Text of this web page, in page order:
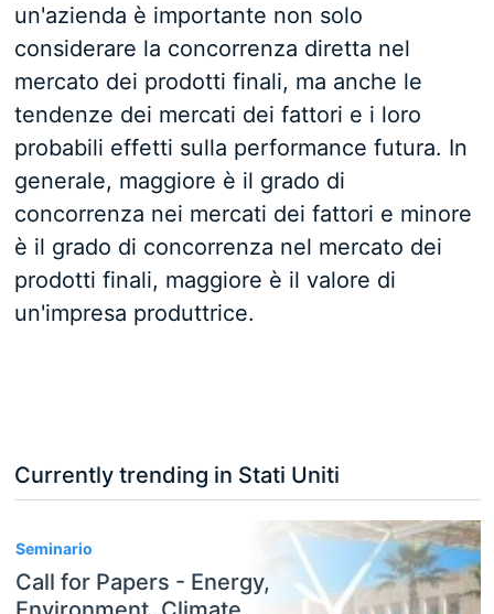
un'azienda è importante non solo
considerare la concorrenza diretta nel
mercato dei prodotti finali, ma anche le
tendenze dei mercati dei fattori e i loro
probabili effetti sulla performance futura. In
generale, maggiore è il grado di
concorrenza nei mercati dei fattori e minore
è il grado di concorrenza nel mercato dei
prodotti finali, maggiore è il valore di
un'impresa produttrice.
Currently trending in Stati Uniti
Seminario
Call for Papers - Energy,